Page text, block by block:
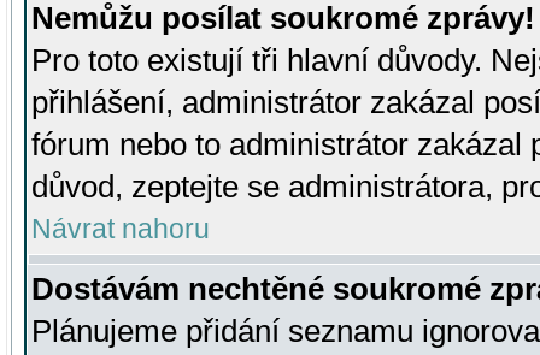
Nemůžu posílat soukromé zprávy!
Pro toto existují tři hlavní důvody.
přihlášení, administrátor zakázal
fórum nebo to administrátor zakázal
důvod, zeptejte se administrátora,
Návrat nahoru
Dostávám nechtěné soukromé
Plánujeme přidání seznamu